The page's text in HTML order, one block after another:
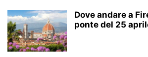
Dove andare a
ponte del 25